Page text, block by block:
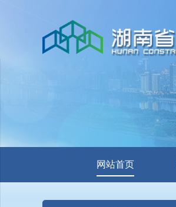
网站首页